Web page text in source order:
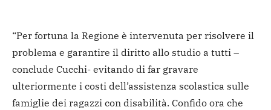
“Per fortuna la Regione è intervenuta per risolvere il
problema e garantire il diritto allo studio a tutti –
conclude Cucchi- evitando di far gravare
ulteriormente i costi dell’assistenza scolastica sulle
famiglie dei ragazzi con disabilità. Confido ora che